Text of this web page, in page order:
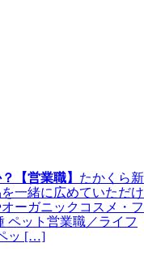
【営業職】 たかくら新
一緒に広めていただけ
ーガニックコスメ・フ
ペット営業職／ライフ
ッ […]